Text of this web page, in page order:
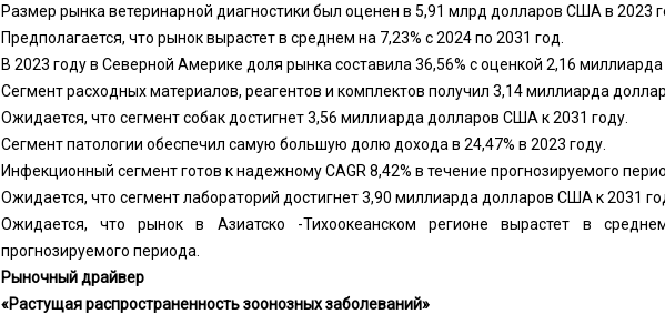
Размер рынка ветеринарной диагностики был оценен в 5,91 млрд долларов США в 2023
Предполагается, что рынок вырастет в среднем на 7,23% с 2024 по 2031 год.
В 2023 году в Северной Америке доля рынка составила 36,56% с оценкой 2,16
Сегмент расходных материалов, реагентов и комплектов получил 3,14 миллиарда
Ожидается, что сегмент собак достигнет 3,56 миллиарда долларов США к 2031 году.
Сегмент патологии обеспечил самую большую долю дохода в 24,47% в 2023 году.
Инфекционный сегмент готов к надежному CAGR 8,42% в течение прогнозируемого
Ожидается, что сегмент лабораторий достигнет 3,90 миллиарда долларов США к 2031
Ожидается, что рынок в Азиатско -Тихоокеанском регионе вырастет в
прогнозируемого периода.
Рыночный драйвер
«Растущая распространенность зоонозных заболеваний»